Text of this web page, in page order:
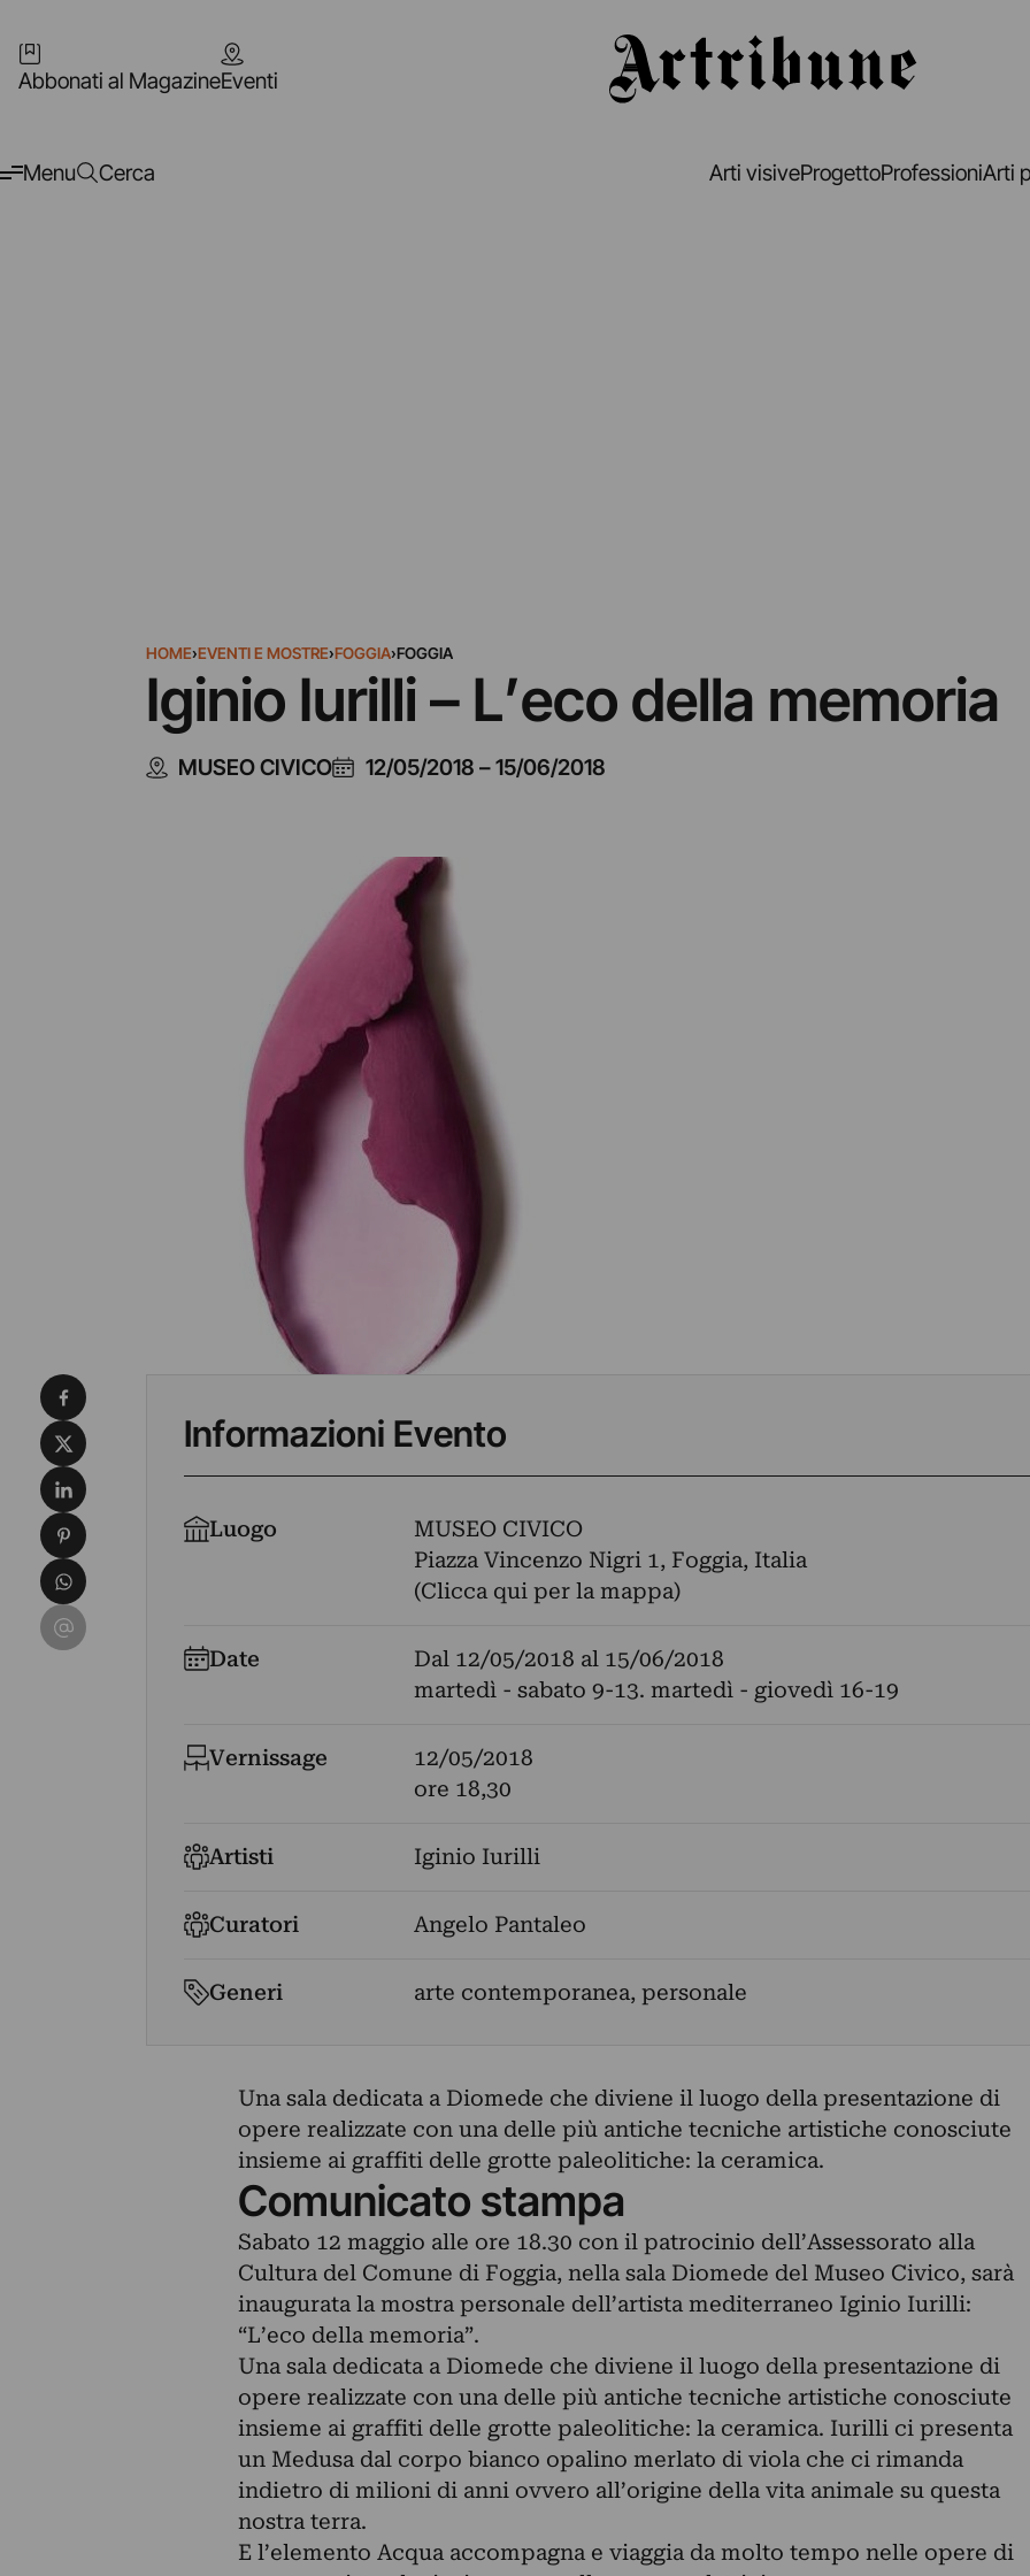
Abbonati al MagazineEventi
Menu Cerca Arti visiveProgettoProfessioniArti
HOME›EVENTI E MOSTRE›FOGGIA›FOGGIA
Iginio Iurilli – L’eco della memoria
MUSEO CIVICO 12/05/2018 –15/06/2018
Informazioni Evento
Luogo
MUSEO CIVICO
Piazza Vincenzo Nigri 1, Foggia, Italia
(Clicca qui per la mappa)
Date Dal 12/05/2018 al 15/06/2018
martedì - sabato 9-13. martedì - giovedì 16-19
Vernissage
12/05/2018
ore 18,30
Artisti Iginio Iurilli
Curatori Angelo Pantaleo
Generi arte contemporanea, personale
Una sala dedicata a Diomede che diviene il luogo della presentazione di
opere realizzate con una delle più antiche tecniche artistiche conosciute
insieme ai graffiti delle grotte paleolitiche: la ceramica.
Comunicato stampa
Sabato 12 maggio alle ore 18.30 con il patrocinio dell’Assessorato alla
Cultura del Comune di Foggia, nella sala Diomede del Museo Civico, sarà
inaugurata la mostra personale dell’artista mediterraneo Iginio Iurilli:
“L’eco della memoria”.
Una sala dedicata a Diomede che diviene il luogo della presentazione di
opere realizzate con una delle più antiche tecniche artistiche conosciute
insieme ai graffiti delle grotte paleolitiche: la ceramica. Iurilli ci presenta
un Medusa dal corpo bianco opalino merlato di viola che ci rimanda
indietro di milioni di anni ovvero all’origine della vita animale su questa
nostra terra.
E l’elemento Acqua accompagna e viaggia da molto tempo nelle opere di
Condividi su Facebook
Condividi su X
Condividi su LinkedIn
Condividi su Pinterest
Condividi su WhatsApp
Condividi su Email